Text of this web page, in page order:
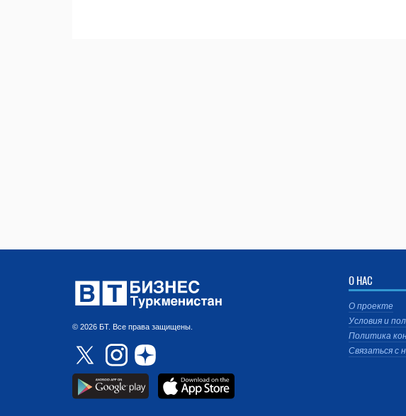
© 2026 БТ. Все права защищены.
О НАС
О проекте
Условия и
Политика
Связаться с